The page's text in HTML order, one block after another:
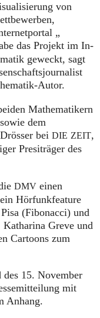
von
„
das Projekt im In-
geweckt, sagt
Autor.
Mathematikern
dem
bei DIE ZEIT,
Presiträger des
DMV einen
Hörfunkfeature
(Fibonacci) und
Greve und
Cartoons zum
15. November
mit
Anhang.